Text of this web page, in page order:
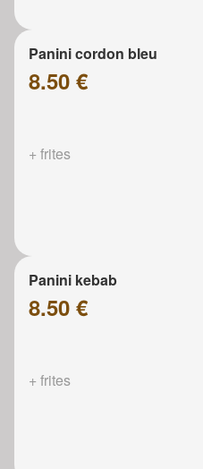
Panini cordon bleu
8.50 €
+ frites
Panini kebab
8.50 €
+ frites